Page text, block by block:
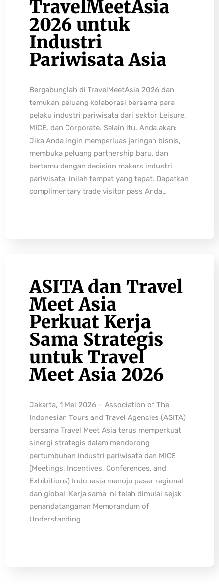
TravelMeetAsia
2026 untuk
Industri
Pariwisata Asia
Bergabunglah di TravelMeetAsia 2026 dan
temukan peluang kolaborasi bersama para
pelaku industri pariwisata dari sektor Leisure,
MICE, dan Corporate. Selain itu, Anda akan:
Jika Anda ingin memperluas jaringan bisnis,
membuka peluang partnership baru, dan
bertemu dengan decision makers industri
pariwisata, inilah tempat yang tepat. Dapatkan
complimentary trade visitor pass Anda…
ASITA dan Travel
Meet Asia
Perkuat Kerja
Sama Strategis
untuk Travel
Meet Asia 2026
Jakarta, 1 Mei 2026 – Association of The
Indonesian Tours and Travel Agencies (ASITA)
bersama Travel Meet Asia terus memperkuat
sinergi strategis dalam mendorong
pertumbuhan industri pariwisata dan MICE
(Meetings, Incentives, Conferences, and
Exhibitions) Indonesia menuju pasar regional
dan global. Kerja sama ini telah dimulai sejak
penandatanganan Memorandum of
Understanding…